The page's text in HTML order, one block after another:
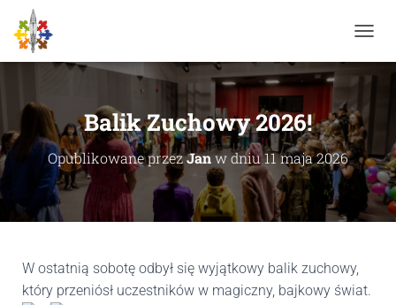
R
Ą
Z
N
A
W
J
Balik Zuchowy 2026!
Opublikowane przezJanw dniu11 maja 2026
W ostatnią sobotę odbył się wyjątkowy balik zuchowy,
który przeniósł uczestników w magiczny, bajkowy świat.